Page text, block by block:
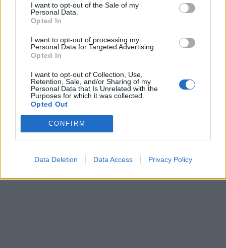
I want to opt-out of the Sale of my
Personal Data.
Opted In
I want to opt-out of processing my
Personal Data for Targeted Advertising.
Opted In
I want to opt-out of Collection, Use,
Retention, Sale, and/or Sharing of my
Personal Data that Is Unrelated with the
Purposes for which it was collected.
Opted Out
CONFIRM
Data Deletion Data Access Privacy Policy
permettent d’exploiter les espaces verticaux souvent sous-
utilisés. Elles sont particulièrement appréciées dans les
petits logements où chaque mètre carré compte. Leur
structure fine donne une impression d’espace et évite
l’effet massif de certains meubles traditionnels.
intérieurs évoluent avec nos habitudes : télétravail, besoin
de rangement modulable, décoration plus fonctionnelle.
Les étagères métalliques répondent parfaitement à ces
nouveaux usages. Modulables, faciles à installer et
souvent évolutives, elles s’adaptent aux changements de
vie et aux envies déco.